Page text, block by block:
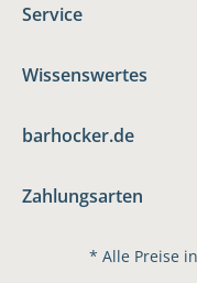
Service
Wissenswertes
barhocker.de
Zahlungsarten
* Alle Preise